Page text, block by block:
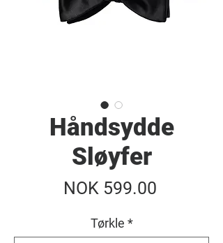
Håndsydde
Sløyfer
NOK 599.00Pris
Tørkle *